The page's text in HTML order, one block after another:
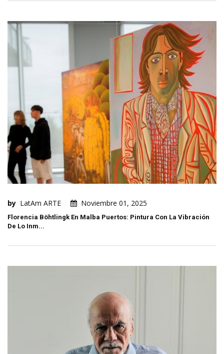
by LatAm ARTE Noviembre 01, 2025
Florencia Böhtlingk En Malba Puertos: Pintura Con La Vibración
De Lo Inm...